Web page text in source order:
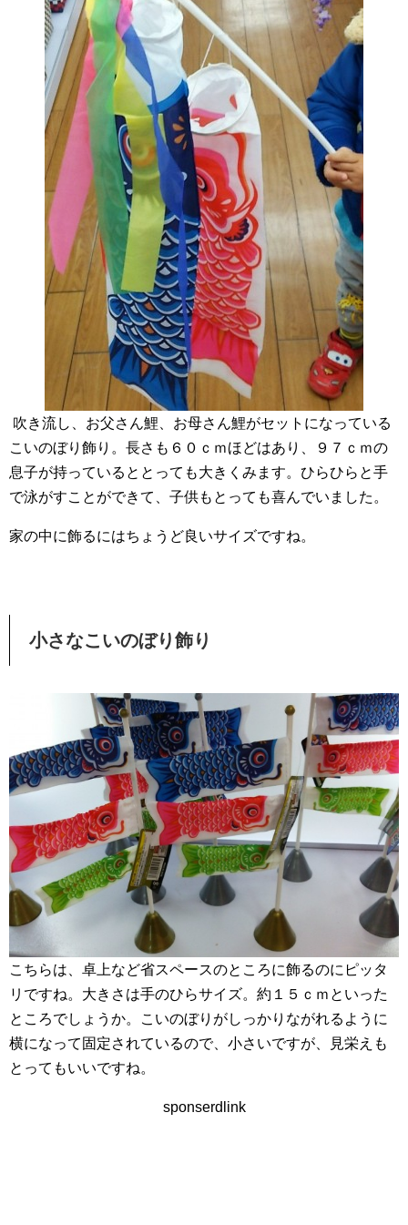
吹き流し、お父さん鯉、お母さん鯉がセットになっている
こいのぼり飾り。長さも６０ｃｍほどはあり、９７ｃｍの
息子が持っているととっても大きくみます。ひらひらと手
で泳がすことができて、子供もとっても喜んでいました。
家の中に飾るにはちょうど良いサイズですね。
小さなこいのぼり飾り
こちらは、卓上など省スペースのところに飾るのにピッタ
リですね。大きさは手のひらサイズ。約１５ｃｍといった
ところでしょうか。こいのぼりがしっかりながれるように
横になって固定されているので、小さいですが、見栄えも
とってもいいですね。
sponserdlink